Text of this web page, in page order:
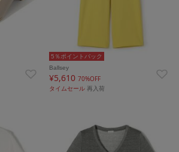
5％ポイントバック
Ballsey
¥5,61070%OFF
タイムセール再入荷